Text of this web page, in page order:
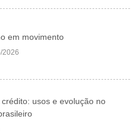
em movimento
2026
usos e evolução no